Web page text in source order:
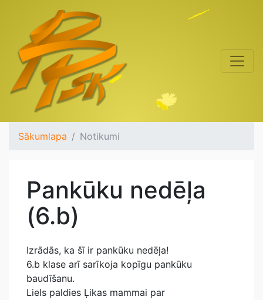
Sākumlapa Notikumi
Pankūku nedēļa
(6.b)
Izrādās, ka šī ir pankūku nedēļa!
6.b klase arī sarīkoja kopīgu pankūku
baudīšanu.
Liels paldies Ļikas mammai par